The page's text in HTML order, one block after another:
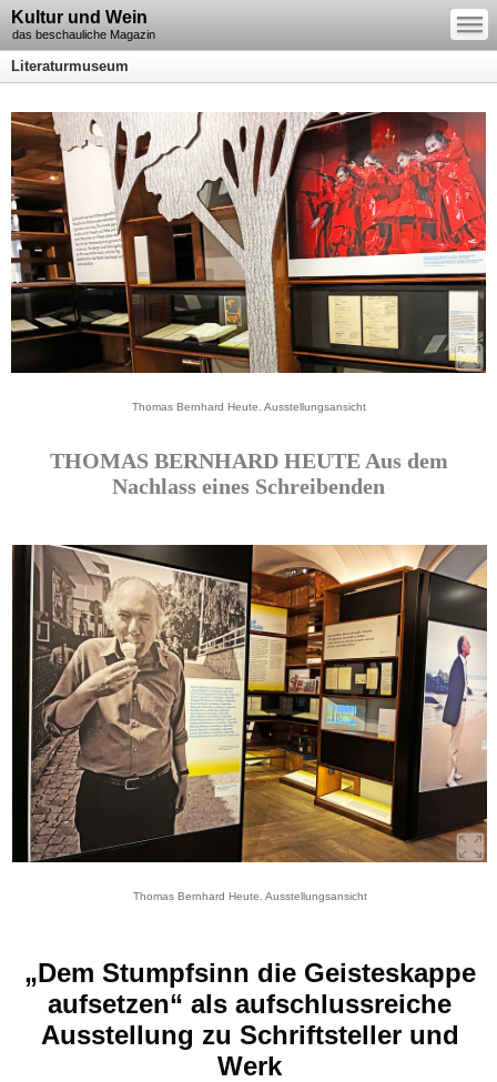
Kultur und Wein
das beschauliche Magazin
—
—
—
Literaturmuseum
Thomas Bernhard Heute. Ausstellungsansicht
THOMAS BERNHARD HEUTE Aus dem
Nachlass eines Schreibenden
Thomas Bernhard Heute. Ausstellungsansicht
„Dem Stumpfsinn die Geisteskappe
aufsetzen“ als aufschlussreiche
Ausstellung zu Schriftsteller und
Werk